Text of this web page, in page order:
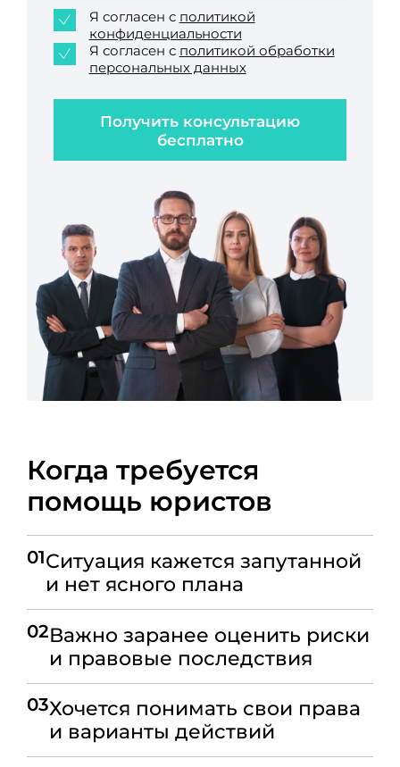
Получить консультацию
бесплатно
Я согласен с политикой
конфиденциальности
Я согласен с политикой обработки
персональных данных
Когда требуется
помощь юристов
01Ситуация кажется запутанной
и нет ясного плана
02Важно заранее оценить риски
и правовые последствия
03Хочется понимать свои права
и варианты действий